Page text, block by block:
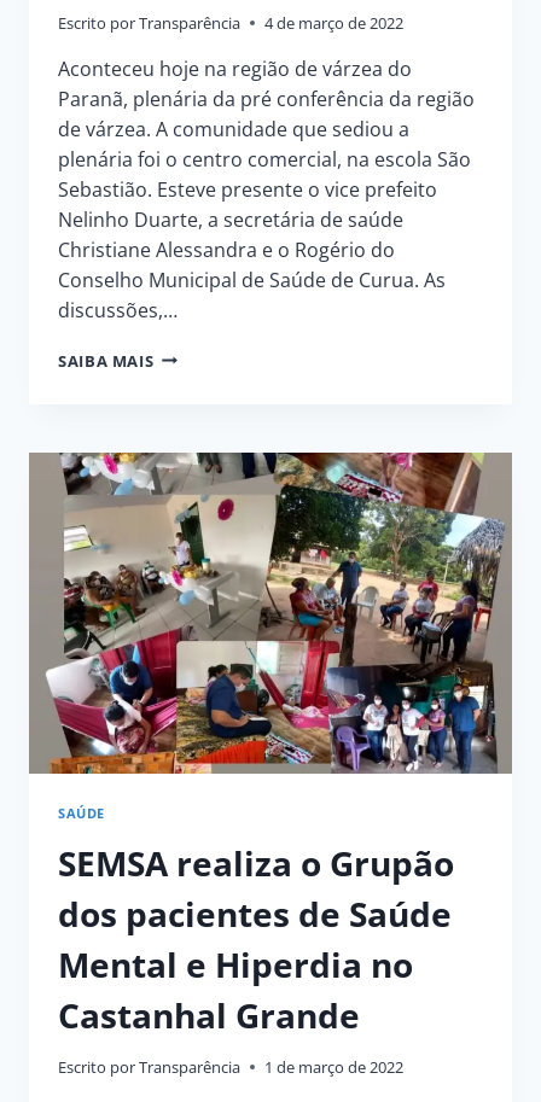
Escrito porTransparência 4 de março de 2022
Aconteceu hoje na região de várzea do
Paranã, plenária da pré conferência da região
de várzea. A comunidade que sediou a
plenária foi o centro comercial, na escola São
Sebastião. Esteve presente o vice prefeito
Nelinho Duarte, a secretária de saúde
Christiane Alessandra e o Rogério do
Conselho Municipal de Saúde de Curua. As
discussões,…
SAIBA MAISPMC
DA
XI
PRÉ
CONFERÊNCIA
DE
SAÚDE
DA
REGIÃO
DE
DE
VÁRZEA
SAÚDE
SEMSA realiza o Grupão
dos pacientes de Saúde
Mental e Hiperdia no
Castanhal Grande
Escrito porTransparência 1 de março de 2022